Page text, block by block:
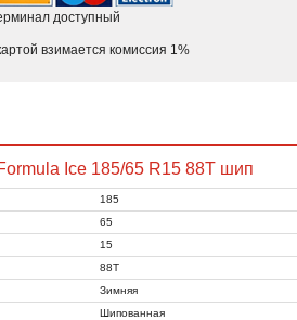
доступный
взимается комиссия 1%
Ice 185/65 R15 88T шип
185
65
15
88T
Зимняя
Шипованная